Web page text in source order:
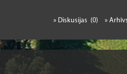
»
» Diskusijas (0)